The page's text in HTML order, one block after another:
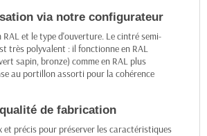
via notre configurateur
et le type d'ouverture. Le cintré semi-
très polyvalent : il fonctionne en RAL
sapin, bronze) comme en RAL plus
au portillon assorti pour la cohérence
de fabrication
et précis pour préserver les caractéristiques